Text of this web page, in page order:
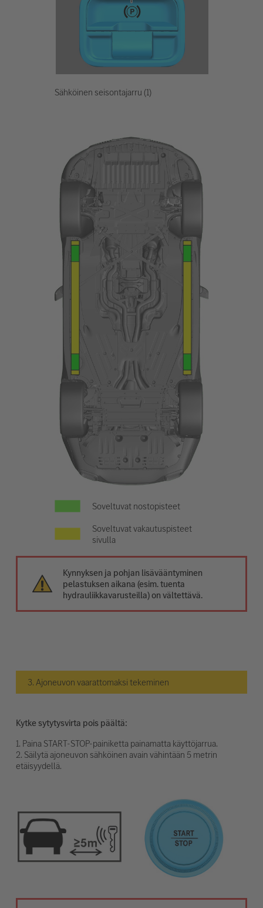
Sähköinen seisontajarru (1)
Soveltuvat nostopisteet
Soveltuvat vakautuspisteet
sivulla
Kynnyksen ja pohjan lisävääntyminen
pelastuksen aikana (esim. tuenta
hydrauliikkavarusteilla) on vältettävä.
3. Ajoneuvon vaarattomaksi tekeminen
Kytke sytytysvirta pois päältä:
1. Paina START-STOP-painiketta painamatta käyttöjarrua.
2. Säilytä ajoneuvon sähköinen avain vähintään 5 metrin
etäisyydellä.